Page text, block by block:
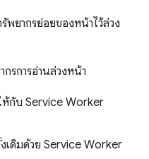
ยากรย่อยของหน้าไว้ล่วง
รการอ่านล่วงหน้า
ห้กับ Service Worker
เดิมด้วย Service Worker